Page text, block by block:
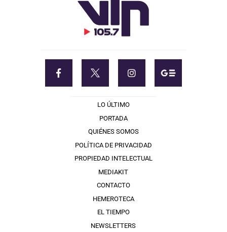
LO ÚLTIMO
PORTADA
QUIÉNES SOMOS
POLÍTICA DE PRIVACIDAD
PROPIEDAD INTELECTUAL
MEDIAKIT
CONTACTO
HEMEROTECA
EL TIEMPO
NEWSLETTERS